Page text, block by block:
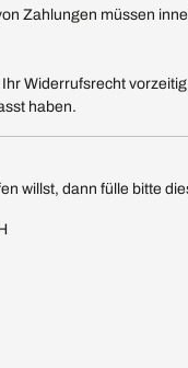
Zahlungen müssen
Widerrufsrecht
haben.
willst, dann fülle bitte